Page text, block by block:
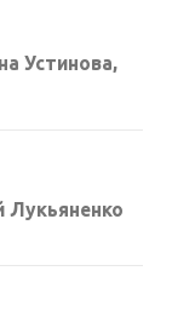
Устинова,
Лукьяненко